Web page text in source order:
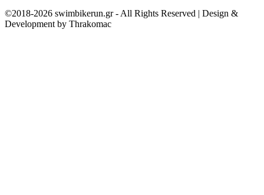
©2018-2026 swimbikerun.gr - All Rights Reserved | Design &
Development by Thrakomac